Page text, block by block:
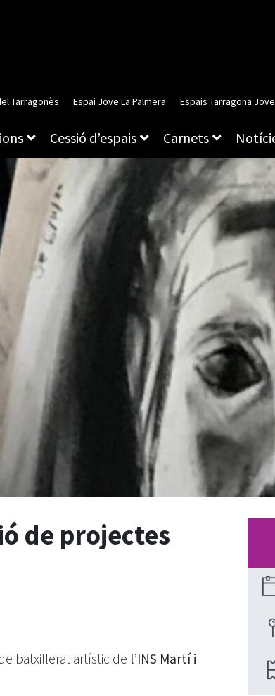
Tarragonès Espai Jove La Palmera Espais Tarragona Jove
Cessió d’espais Carnets
de projectes
batxillerat artístic de l’INS Martí i